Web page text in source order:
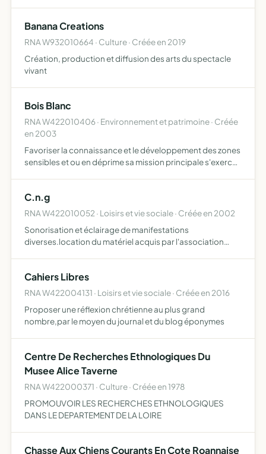
Banana Creations
RNA W932010664 · Culture · Créée en 2019
Création, production et diffusion des arts du spectacle
vivant
Bois Blanc
RNA W422010406 · Environnement et patrimoine · Créée
en 2003
Favoriser la connaissance et le développement des zones
sensibles et ou en déprime sa mission principale s'exerce
C.n.g
RNA W422010052 · Loisirs et vie sociale · Créée en 2002
Sonorisation et éclairage de manifestations
diverses.location du matériel acquis par l'association
Cahiers Libres
RNA W422004131 · Loisirs et vie sociale · Créée en 2016
Proposer une réflexion chrétienne au plus grand
nombre,par le moyen du journal et du blog éponymes
Centre De Recherches Ethnologiques Du
Musee Alice Taverne
RNA W422000371 · Culture · Créée en 1978
PROMOUVOIR LES RECHERCHES ETHNOLOGIQUES
DANS LE DEPARTEMENT DE LA LOIRE
Chasse Aux Chiens Courants En Cote Roannaise